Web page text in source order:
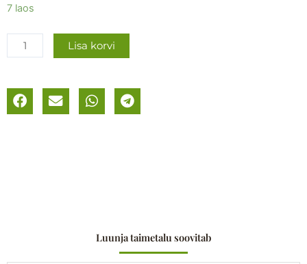
7 laos
Suur
´Moonlight
´
Lisa korvi
Luunja taimetalu soovitab